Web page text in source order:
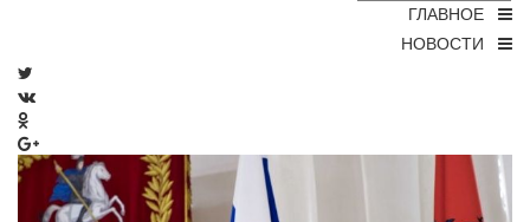
ГЛАВНОЕ
НОВОСТИ